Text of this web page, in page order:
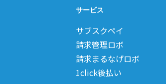
サービス
サブスクペイ
請求管理ロボ
請求まるなげロボ
1click後払い